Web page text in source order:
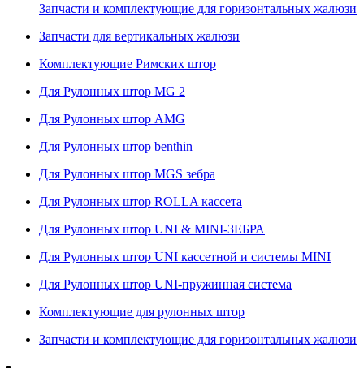
Запчасти и комплектующие для горизонтальных жалюзи
Запчасти для вертикальных жалюзи
Комплектующие Римских штор
Для Рулонных штор MG 2
Для Рулонных штор AMG
Для Рулонных штор benthin
Для Рулонных штор MGS зебра
Для Рулонных штор ROLLA кассета
Для Рулонных штор UNI & MINI-ЗЕБРА
Для Рулонных штор UNI кассетной и системы MINI
Для Рулонных штор UNI-пружинная система
Комплектующие для рулонных штор
Запчасти и комплектующие для горизонтальных жалюзи